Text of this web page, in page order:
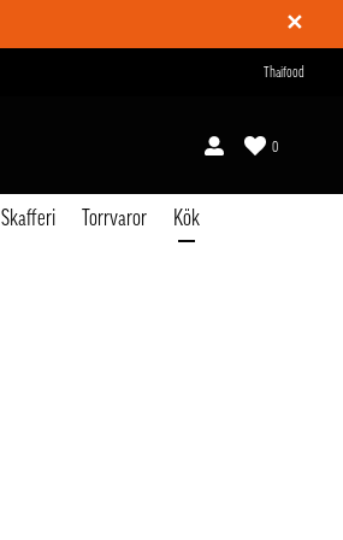
✕
Thaifood
0
Skafferi Torrvaror Kök